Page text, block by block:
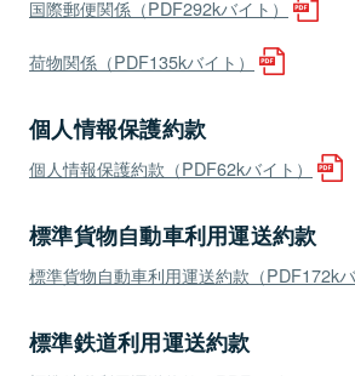
国際郵便関係（PDF292kバイト）
荷物関係（PDF135kバイト）
個人情報保護約款
個人情報保護約款（PDF62kバイト）
標準貨物自動車利用運送約款
標準貨物自動車利用運送約款（PDF172kバ
標準鉄道利用運送約款